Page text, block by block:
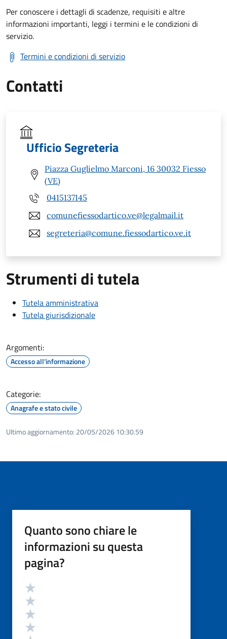
Per conoscere i dettagli di scadenze, requisiti e altre
informazioni importanti, leggi i termini e le condizioni di
servizio.
Termini e condizioni di servizio
Contatti
Ufficio Segreteria
Piazza Guglielmo Marconi, 16 30032 Fiesso
(VE)
0415137145
comunefiessodartico.ve@legalmail.it
segreteria@comune.fiessodartico.ve.it
Strumenti di tutela
Tutela amministrativa
Tutela giurisdizionale
Argomenti:
Accesso all'informazione
Categorie:
Anagrafe e stato civile
Ultimo aggiornamento: 20/05/2026 10:30.59
Quanto sono chiare le
informazioni su questa
pagina?
Valutazione